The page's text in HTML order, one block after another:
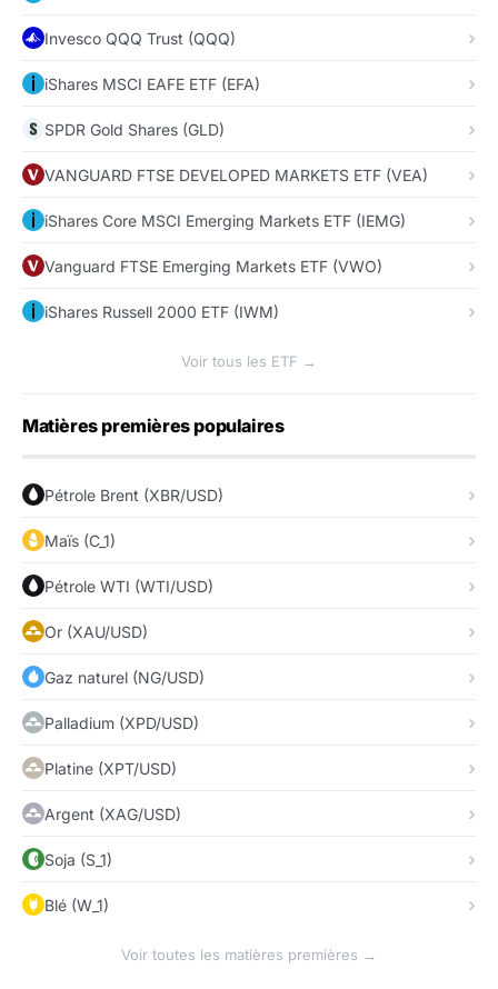
Invesco QQQ Trust (QQQ)
iShares MSCI EAFE ETF (EFA)
SPDR Gold Shares (GLD)
VANGUARD FTSE DEVELOPED MARKETS ETF (VEA)
iShares Core MSCI Emerging Markets ETF (IEMG)
Vanguard FTSE Emerging Markets ETF (VWO)
iShares Russell 2000 ETF (IWM)
Voir tous les ETF →
Matières premières populaires
Pétrole Brent (XBR/USD)
Maïs (C_1)
Pétrole WTI (WTI/USD)
Or (XAU/USD)
Gaz naturel (NG/USD)
Palladium (XPD/USD)
Platine (XPT/USD)
Argent (XAG/USD)
Soja (S_1)
Blé (W_1)
Voir toutes les matières premières →